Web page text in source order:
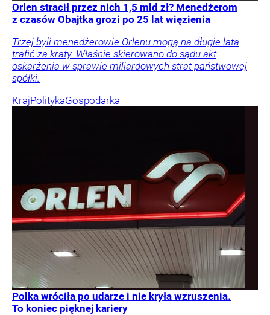
Orlen stracił przez nich 1,5 mld zł? Menedżerom
z czasów Obajtka grozi po 25 lat więzienia
Trzej byli menedżerowie Orlenu mogą na długie lata
trafić za kraty. Właśnie skierowano do sądu akt
oskarżenia w sprawie miliardowych strat państwowej
spółki.
KrajPolitykaGospodarka
Polka wróciła po udarze i nie kryła wzruszenia.
To koniec pięknej kariery